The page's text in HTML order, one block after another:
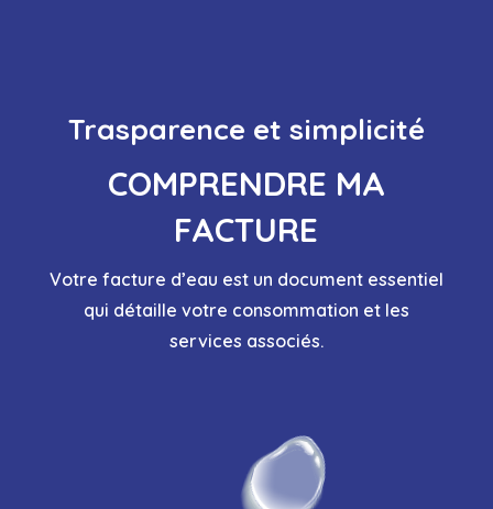
Trasparence et simplicité
COMPRENDRE MA
FACTURE
Votre facture d’eau est un document essentiel
qui détaille votre consommation et les
services associés.